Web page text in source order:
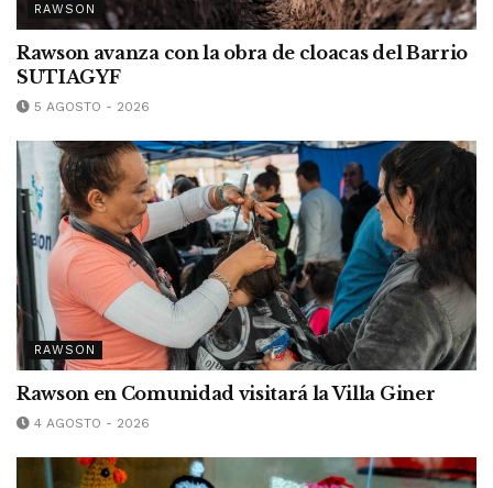
RAWSON
Rawson avanza con la obra de cloacas del Barrio
SUTIAGYF
5 AGOSTO - 2026
RAWSON
Rawson en Comunidad visitará la Villa Giner
4 AGOSTO - 2026